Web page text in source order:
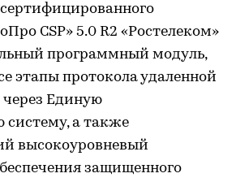
CSP» 5.0 R2 «Ростелеком»
программный модуль,
этапы протокола удаленной
Единую
систему, а также
высокоуровневый
защищенного